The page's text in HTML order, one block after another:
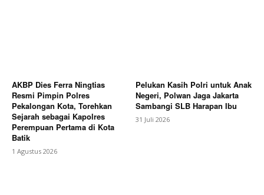
AKBP Dies Ferra Ningtias
Resmi Pimpin Polres
Pekalongan Kota, Torehkan
Sejarah sebagai Kapolres
Perempuan Pertama di Kota
Batik
1 Agustus 2026
Pelukan Kasih Polri untuk Anak
Negeri, Polwan Jaga Jakarta
Sambangi SLB Harapan Ibu
31 Juli 2026